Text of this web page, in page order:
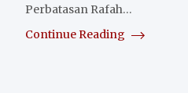
Perbatasan Rafah…
Continue Reading